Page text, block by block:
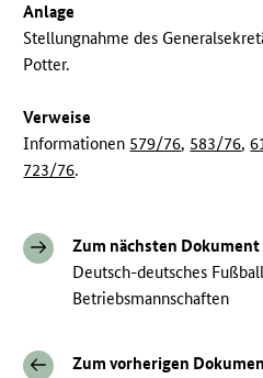
Anlage
Stellungnahme des
Potter.
Verweise
Informationen 579/76, 583/76,
723/76.
Zum nächsten Dokument
Deutsch-deutsches
Betriebsmannschaften
Zum vorherigen